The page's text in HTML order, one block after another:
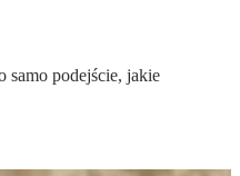
podejście, jakie